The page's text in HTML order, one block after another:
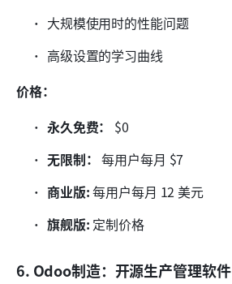
大规模使用时的性能问题
高级设置的学习曲线
价格：
永久免费：
$0
无限制： 每用户每月 $7
商业版: 每用户每月 12 美元
旗舰版: 定制价格
6. Odoo制造：开源生产管理软件